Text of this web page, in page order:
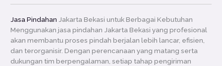
Jasa Pindahan Jakarta Bekasi untuk Berbagai Kebutuhan
Menggunakan jasa pindahan Jakarta Bekasi yang profesional
akan membantu proses pindah berjalan lebih lancar, efisien,
dan terorganisir. Dengan perencanaan yang matang serta
dukungan tim berpengalaman, setiap tahap pengiriman